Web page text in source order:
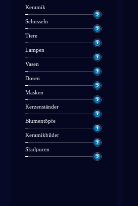
Keramik
Schüsseln
Tiere
Lampen
Vasen
Dosen
Masken
Kerzenständer
Blumentöpfe
Keramikbilder
Skulpuren